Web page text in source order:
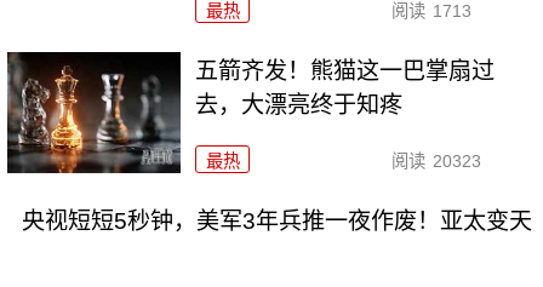
最热 阅读 1713
五箭齐发！熊猫这一巴掌扇过
去，大漂亮终于知疼
最热 阅读 20323
央视短短5秒钟，美军3年兵推一夜作废！亚太变天